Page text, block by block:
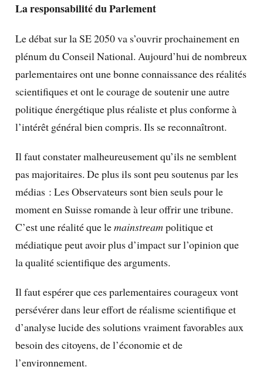
La responsabilité du Parlement
Le débat sur la SE 2050 va s’ouvrir prochainement en
plénum du Conseil National. Aujourd’hui de nombreux
parlementaires ont une bonne connaissance des réalités
scientifiques et ont le courage de soutenir une autre
politique énergétique plus réaliste et plus conforme à
l’intérêt général bien compris. Ils se reconnaîtront.
Il faut constater malheureusement qu’ils ne semblent
pas majoritaires. De plus ils sont peu soutenus par les
médias : Les Observateurs sont bien seuls pour le
moment en Suisse romande à leur offrir une tribune.
C’est une réalité que lemainstreampolitique et
médiatique peut avoir plus d’impact sur l’opinion que
la qualité scientifique des arguments.
Il faut espérer que ces parlementaires courageux vont
persévérer dans leur effort de réalisme scientifique et
d’analyse lucide des solutions vraiment favorables aux
besoin des citoyens, de l’économie et de
l’environnement.